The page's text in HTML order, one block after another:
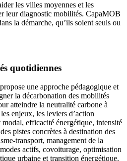
les villes moyennes et les
leur diagnostic mobilités. CapaMOB
la démarche, qu’ils soient seuls ou
quotidiennes
une approche pédagogique et
la décarbonation des mobilités
atteindre la neutralité carbone à
enjeux, les leviers d’action
efficacité énergétique, intensité
pistes concrètes à destination des
transport, management de la
actifs, covoiturage, optimisation
urbaine et transition énergétique.